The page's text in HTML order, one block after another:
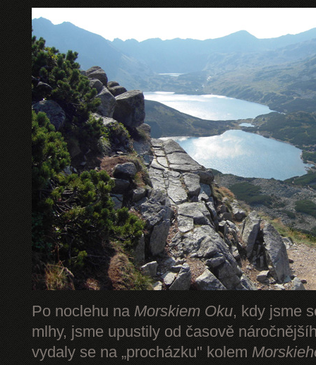
Po noclehu na Morskiem Oku, kdy jsme
mlhy, jsme upustily od časově
vydaly se na „procházku" kolem